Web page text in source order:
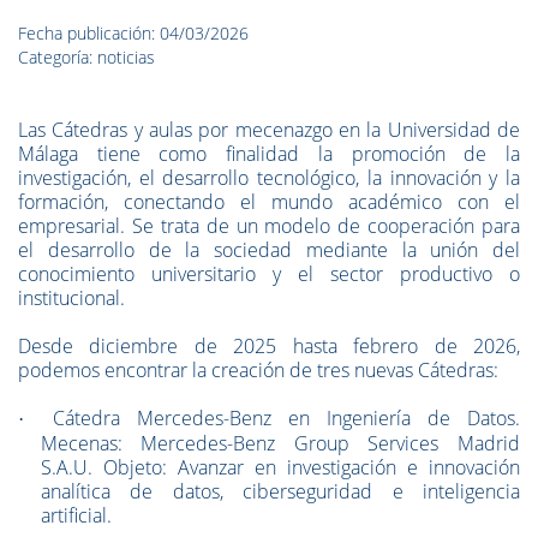
Fecha publicación: 04/03/2026
Categoría: noticias
Las Cátedras y aulas por mecenazgo en la Universidad de
Málaga tiene como finalidad la promoción de la
investigación, el desarrollo tecnológico, la innovación y la
formación, conectando el mundo académico con el
empresarial. Se trata de un modelo de cooperación para
el desarrollo de la sociedad mediante la unión del
conocimiento universitario y el sector productivo o
institucional.
Desde diciembre de 2025 hasta febrero de 2026,
podemos encontrar la creación de tres nuevas Cátedras:
·
Cátedra Mercedes-Benz en Ingeniería de Datos.
Mecenas: Mercedes-Benz Group Services Madrid
S.A.U. Objeto: Avanzar en investigación e innovación
analítica de datos, ciberseguridad e inteligencia
artificial.